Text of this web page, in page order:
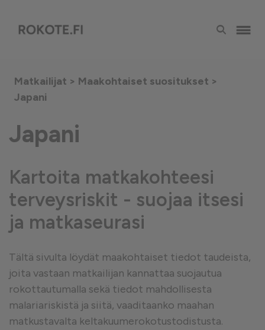
Matkailijat > Maakohtaiset suositukset >
Japani
Japani
Kartoita matkakohteesi
terveysriskit - suojaa itsesi
ja matkaseurasi
Tältä sivulta löydät maakohtaiset tiedot taudeista,
joita vastaan matkailijan kannattaa suojautua
rokottautumalla sekä tiedot mahdollisesta
malariariskistä ja siitä, vaaditaanko maahan
matkustavalta keltakuumerokotustodistusta.